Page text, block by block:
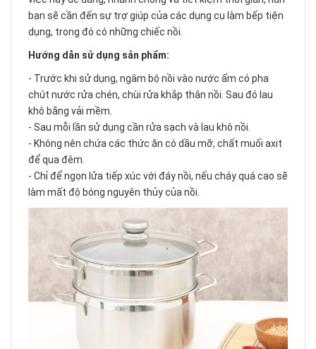
bạn sẽ cần đến sự trợ giúp của các dụng cụ làm bếp tiện
dụng, trong đó có những chiếc nồi.
Hướng dẫn sử dụng sản phẩm:
- Trước khi sử dụng, ngâm bộ nồi vào nước ấm có pha
chút nước rửa chén, chùi rửa khắp thân nồi. Sau đó lau
khô bằng vải mềm.
- Sau mỗi lần sử dụng cần rửa sạch và lau khô nồi.
- Không nên chứa các thức ăn có dầu mỡ, chất muối axit
để qua đêm.
- Chỉ để ngọn lửa tiếp xúc với đáy nồi, nếu cháy quá cao sẽ
làm mất độ bóng nguyên thủy của nồi.